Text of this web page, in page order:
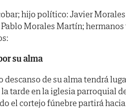
hijo político: Javier Morales
Morales Martín; hermanos
su alma
descanso de su alma tendrá
la tarde en la iglesia parroquial
el cortejo fúnebre partirá hacia